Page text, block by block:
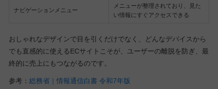
ナビゲーションメニュー
メニューが整理されており、見た
い情報にすぐアクセスできる
おしゃれなデザインで目を引くだけでなく、どんなデバイスから
でも直感的に使えるECサイトこそが、ユーザーの離脱を防ぎ、最
終的に売上にもつながるのです。
参考： 総務省｜情報通信白書 令和7年版